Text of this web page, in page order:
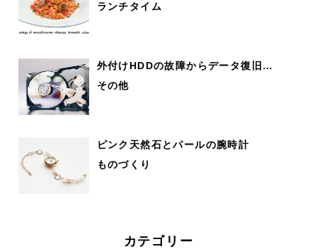
ランチタイム
外付けHDDの故障からデータ復旧…
その他
ピンク天然石とパールの腕時計
ものづくり
カテゴリー